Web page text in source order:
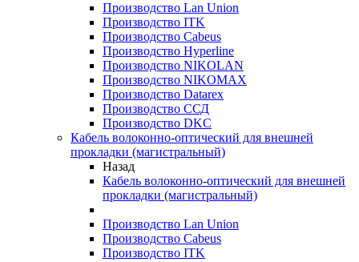
Производство Lan Union
Производство ITK
Производство Cabeus
Производство Hyperline
Производство NIKOLAN
Производство NIKOMAX
Производство Datarex
Производство ССД
Производство DKC
Кабель волоконно-оптический для внешней
прокладки (магистральный)
Назад
Кабель волоконно-оптический для внешней
прокладки (магистральный)
Производство Lan Union
Производство Cabeus
Производство ITK